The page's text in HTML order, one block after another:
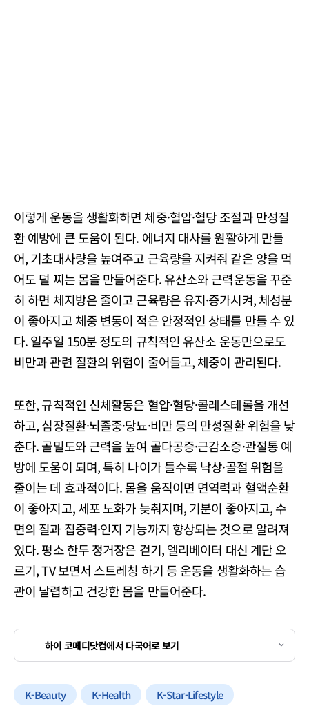
이렇게 운동을 생활화하면 체중·혈압·혈당 조절과 만성질
환 예방에 큰 도움이 된다. 에너지 대사를 원활하게 만들
어, 기초대사량을 높여주고 근육량을 지켜줘 같은 양을 먹
어도 덜 찌는 몸을 만들어준다. 유산소와 근력운동을 꾸준
히 하면 체지방은 줄이고 근육량은 유지·증가시켜, 체성분
이 좋아지고 체중 변동이 적은 안정적인 상태를 만들 수 있
다. 일주일 150분 정도의 규칙적인 유산소 운동만으로도
비만과 관련 질환의 위험이 줄어들고, 체중이 관리된다.
또한, 규칙적인 신체활동은 혈압·혈당·콜레스테롤을 개선
하고, 심장질환·뇌졸중·당뇨·비만 등의 만성질환 위험을 낮
춘다. 골밀도와 근력을 높여 골다공증·근감소증·관절통 예
방에 도움이 되며, 특히 나이가 들수록 낙상·골절 위험을
줄이는 데 효과적이다. 몸을 움직이면 면역력과 혈액순환
이 좋아지고, 세포 노화가 늦춰지며, 기분이 좋아지고, 수
면의 질과 집중력·인지 기능까지 향상되는 것으로 알려져
있다. 평소 한두 정거장은 걷기, 엘리베이터 대신 계단 오
르기, TV 보면서 스트레칭 하기 등 운동을 생활화하는 습
관이 날렵하고 건강한 몸을 만들어준다.
하이 코메디닷컴에서 다국어로 보기
K-Beauty K-Health K-Star-Lifestyle